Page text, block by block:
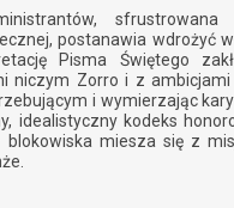
postanawia wdrożyć
Pisma Świętego
niczym Zorro i z
i wymierzając
idealistyczny kodeks
blokowiska miesza się z